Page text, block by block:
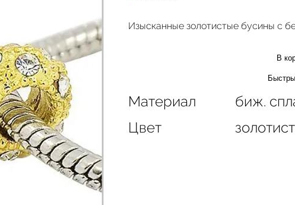
Изысканные золотистые бусины с
В
Материал
биж.
Цвет